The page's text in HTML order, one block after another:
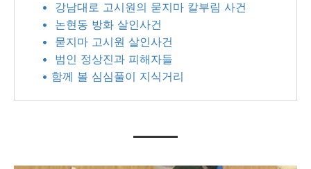
• ​ 강남대로 고시원의 묻지마 칼부림 사건
• ​ 논현동 방화 살인사건
• ​ 묻지마 고시원 살인사건
• ​ 범인 정상진과 피해자들
• 함께 볼 심심풀이 지식거리